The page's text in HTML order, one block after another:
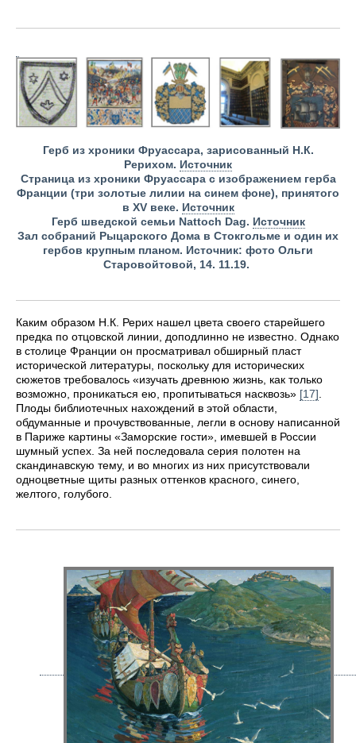
Герб из хроники Фруассара, зарисованный Н.К.
Рерихом. Источник
Страница из хроники Фруассара с изображением герба
Франции (три золотые лилии на синем фоне), принятого
в XV веке. Источник
Герб шведской семьи Nattoсh Dag. Источник
Зал собраний Рыцарского Дома в Стокгольме и один их
гербов крупным планом. Источник: фото Ольги
Старовойтовой, 14. 11.19.
Каким образом Н.К. Рерих нашел цвета своего старейшего
предка по отцовской линии, доподлинно не известно. Однако
в столице Франции он просматривал обширный пласт
исторической литературы, поскольку для исторических
сюжетов требовалось «изучать древнюю жизнь, как только
возможно, проникаться ею, пропитываться насквозь» [17].
Плоды библиотечных нахождений в этой области,
обдуманные и прочувствованные, легли в основу написанной
в Париже картины «Заморские гости», имевшей в России
шумный успех. За ней последовала серия полотен на
скандинавскую тему, и во многих из них присутствовали
одноцветные щиты разных оттенков красного, синего,
желтого, голубого.